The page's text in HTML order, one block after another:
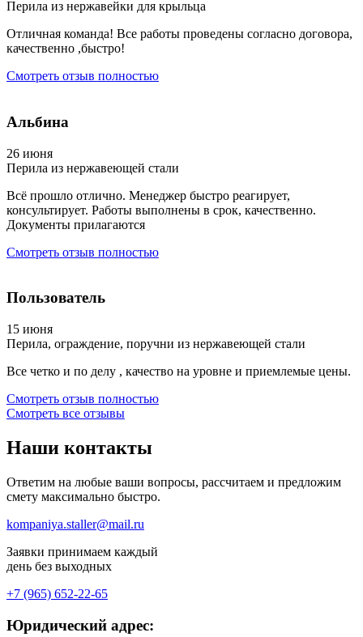
Перила из нержавейки для крыльца
Отличная команда! Все работы проведены согласно договора,
качественно ,быстро!
Смотреть отзыв полностью
Альбина
26 июня
Перила из нержавеющей стали
Всё прошло отлично. Менеджер быстро реагирует,
консультирует. Работы выполнены в срок, качественно.
Документы прилагаются
Смотреть отзыв полностью
Пользователь
15 июня
Перила, ограждение, поручни из нержавеющей стали
Все четко и по делу , качество на уровне и приемлемые цены.
Смотреть отзыв полностью
Смотреть все отзывы
Наши контакты
Ответим на любые ваши вопросы, рассчитаем и предложим
смету максимально быстро.
kompaniya.staller@mail.ru
Заявки принимаем каждый
день без выходных
+7 (965) 652-22-65
Юридический адрес: